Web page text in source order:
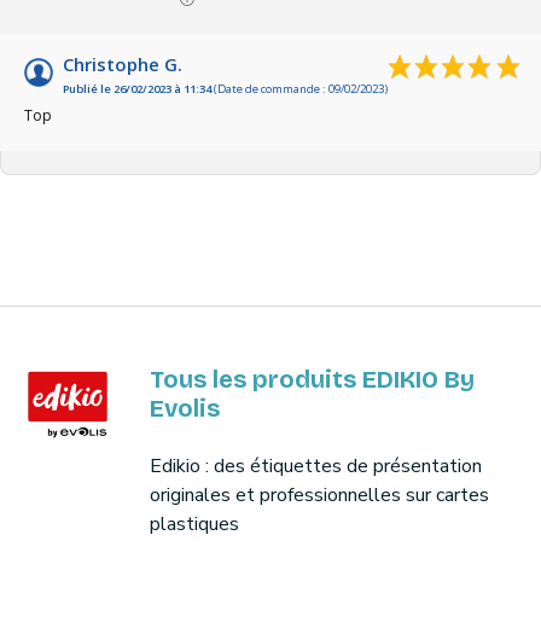
Christophe G.
Publié le 26/02/2023 à 11:34(Date de commande : 09/02/2023)
Top
Tous les produits EDIKIO By
Evolis
Edikio : des étiquettes de présentation
originales et professionnelles sur cartes
plastiques